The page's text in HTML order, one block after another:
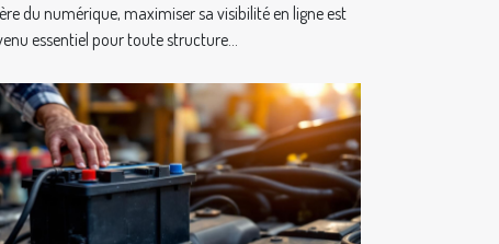
du numérique, maximiser sa visibilité en ligne est
essentiel pour toute structure...